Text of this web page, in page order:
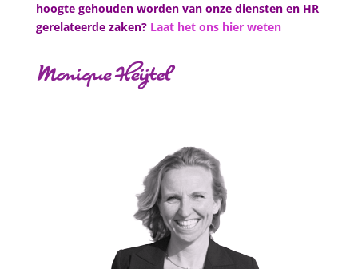
hoogte gehouden worden van onze diensten en HR
gerelateerde zaken? Laat het ons hier weten